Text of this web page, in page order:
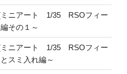
ミニアート 1/35 RSOフィー
その１～
ミニアート 1/35 RSOフィー
スミ入れ編～